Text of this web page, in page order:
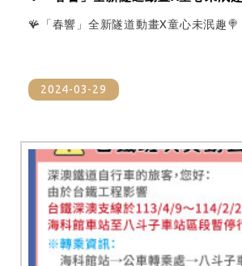
🪸「春響」全新隧道動畫X童心未泯趣🍭
2024-03-29